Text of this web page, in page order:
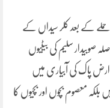
حملے کے بعد کلر سیداں کے
صوبیدار سلیم کی بیٹیوں
پاک کی آبیاری میں
معصوم بچوں اور بچیوں کا